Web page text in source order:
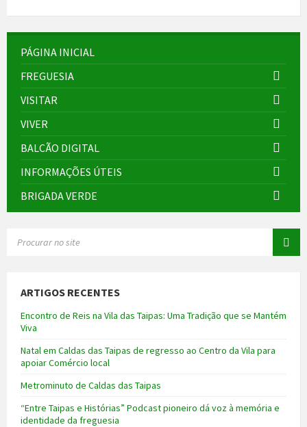
PÁGINA INICIAL
FREGUESIA
VISITAR
VIVER
BALCÃO DIGITAL
INFORMAÇÕES ÚTEIS
BRIGADA VERDE
ARTIGOS RECENTES
Encontro de Reis na Vila das Taipas: Uma Tradição que se Mantém
Viva
Natal em Caldas das Taipas de regresso ao Centro da Vila para
apoiar Comércio local
Metrominuto de Caldas das Taipas
“Entre Taipas e Histórias” Podcast pioneiro dá voz à memória e
identidade da freguesia